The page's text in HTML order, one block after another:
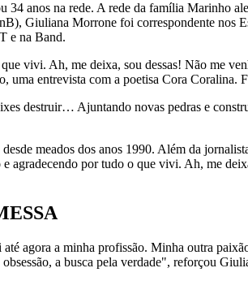
anos na rede. A rede da família Marinho
Giuliana Morrone foi correspondente nos
e na Band.
vivi. Ah, me deixa, sou dessas! Não me
entrevista com a poetisa Cora Coralina.
destruir… Ajuntando novas pedras e
meados dos anos 1990. Além da
por tudo o que vivi. Ah, me
agora a minha profissão. Minha outra
a busca pela verdade", reforçou